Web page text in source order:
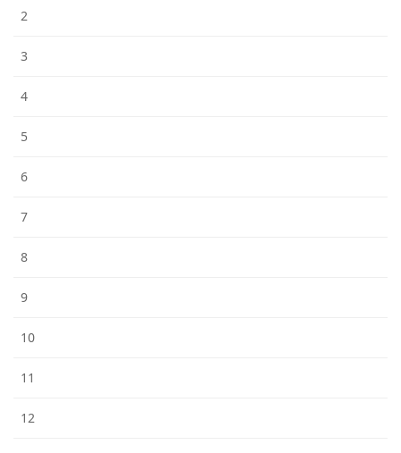
2
3
4
5
6
7
8
9
10
11
12